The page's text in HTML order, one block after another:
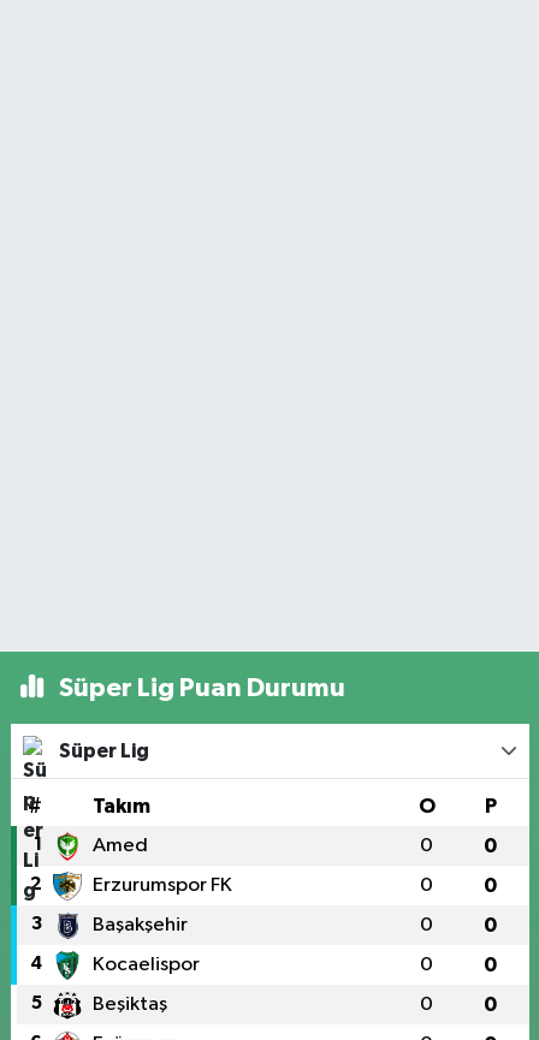
Süper Lig Puan Durumu
Süper Lig
# Takım O P
1 Amed 0 0
2 Erzurumspor FK 0 0
3 Başakşehir 0 0
4 Kocaelispor 0 0
5 Beşiktaş 0 0